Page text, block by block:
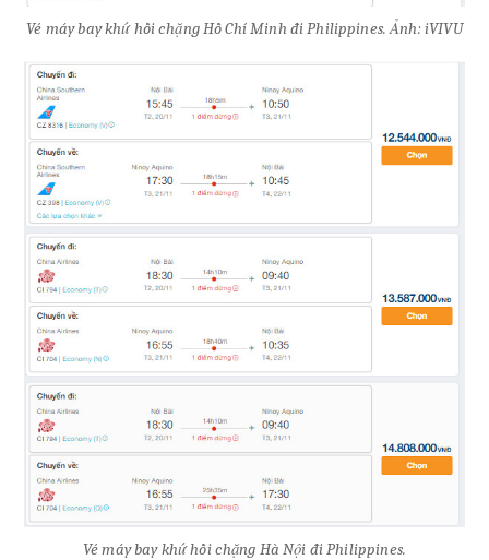
Vé máy bay khứ hồi chặng Hồ Chí Minh đi Philippines. Ảnh: iVIVU
Vé máy bay khứ hồi chặng Hà Nội đi Philippines.